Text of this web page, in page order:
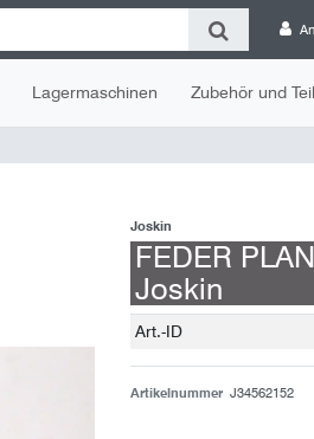
Lagermaschinen Zubehör und
Joskin
FEDER
Joskin
Technisches
Wert
Art.-ID
Artikelnummer J34562152